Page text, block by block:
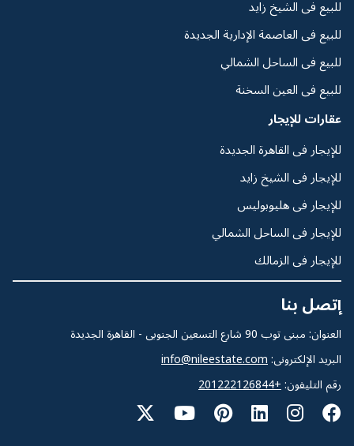
للبيع فى الشيخ زايد
للبيع فى العاصمة الإدارية الجديدة
للبيع فى الساحل الشمالي
للبيع فى العين السخنة
عقارات للإيجار
للإيجار فى القاهرة الجديدة
للإيجار فى الشيخ زايد
للإيجار فى هليوبوليس
للإيجار فى الساحل الشمالي
للإيجار فى الزمالك
إتصل بنا
العنوان: مبنى توب 90 شارع التسعين الجنوبى - القاهرة الجديدة
البريد الإلكترونى: info@nileestate.com
رقم التليفون: +201222126844